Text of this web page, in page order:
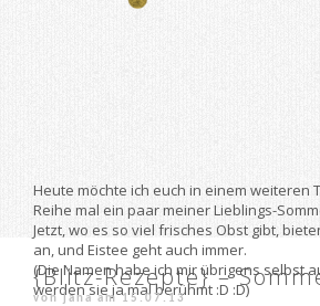
{Blitz-Rezepte} –
von jana am15.07.13
Heute möchte ich euch in einem weiteren
Reihe mal ein paar meiner Lieblings-
Jetzt, wo es so viel frisches Obst gibt,
an, und Eistee geht auch immer.
(Die Namen habe ich mir übrigens selbst
werden sie ja mal berühmt :D :D)